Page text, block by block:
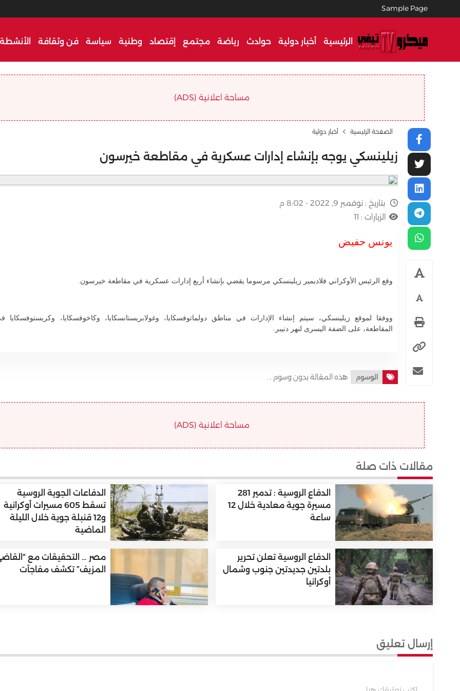
Sample Page
الرئيسية أخبار دولية حوادث رياضة مجتمع إقتصاد وطنية سياسة فن وثقافة
مساحة اعلانية (ADS)
الصفحة الرئيسية أخبار دولية
زيلينسكي يوجه بإنشاء إدارات عسكرية في مقاطعة خيرسون
بتاريخ : نوفمبر 9, 2022 - 8:02 م
الزيارات : 11
يونس حفيض
وقع الرئيس الأوكراني فلاديمير زيلينسكي مرسوما يقضي بإنشاء أربع إدارات عسكرية في مقاطعة خيرسون.
ووفقا لموقع زيلينسكي، سيتم إنشاء الإدارات في مناطق دولماتوفسكايا، وغولابريستانسكايا، وكاخوفسكايا، وكريستوفسكايا
المقاطعة، على الضفة اليسرى لنهر دنيبر.
الوسوم هذه المقالة بدون وسوم . .
مساحة اعلانية (ADS)
مقالات ذات صلة
الدفاع الروسية : تدمير 281
مسيرة جوية معادية خلال 12
ساعة
الدفاعات الجوية الروسية
تسقط 605 مسيرات أوكرانية
و12 قنبلة جوية خلال الليلة
الماضية
الدفاع الروسية تعلن تحرير
بلدتين جديدتين جنوب وشمال
أوكرانيا
مصر … التحقيقات مع
المزيف” تكشف مفاجآت
إرسال تعليق